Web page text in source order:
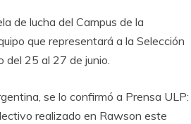
de lucha del Campus de la
que representará a la Selección
del 25 al 27 de junio.
se lo confirmó a Prensa ULP:
realizado en Rawson este